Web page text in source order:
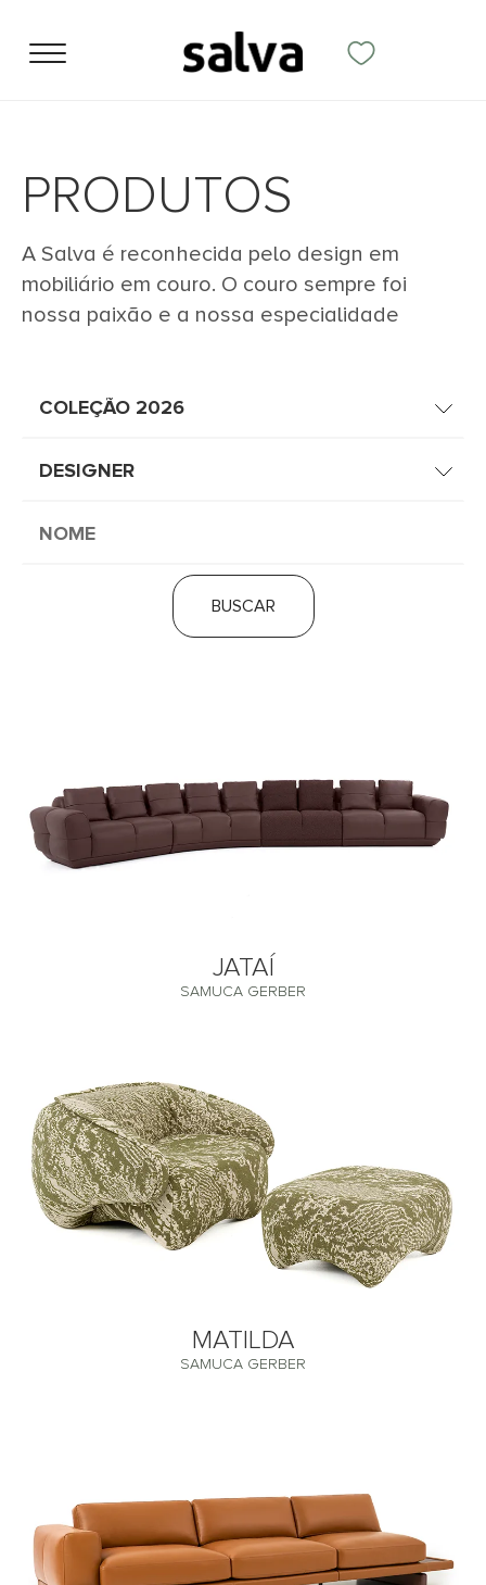
PRODUTOS
A Salva é reconhecida pelo design em
mobiliário em couro. O couro sempre foi
nossa paixão e a nossa especialidade
BUSCAR
JATAÍ
SAMUCA GERBER
MATILDA
SAMUCA GERBER